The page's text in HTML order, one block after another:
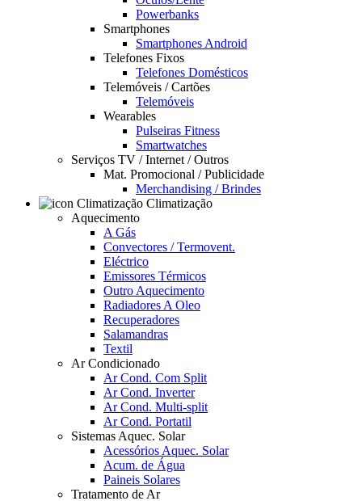
Powerbanks
Smartphones
Smartphones Android
Telefones Fixos
Telefones Domésticos
Telemóveis / Cartões
Telemóveis
Wearables
Pulseiras Fitness
Smartwatches
Serviços TV / Internet / Outros
Mat. Promocional / Publicidade
Merchandising / Brindes
Climatização
Aquecimento
A Gás
Convectores / Termovent.
Eléctrico
Emissores Térmicos
Outro Aquecimento
Radiadores A Oleo
Recuperadores
Salamandras
Textil
Ar Condicionado
Ar Cond. Com Split
Ar Cond. Inverter
Ar Cond. Multi-split
Ar Cond. Portatil
Sistemas Aquec. Solar
Acessórios Aquec. Solar
Acum. de Água
Paineis Solares
Tratamento de Ar